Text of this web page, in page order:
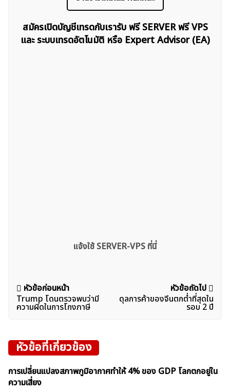
ค้นหา
สำหรับ:
สมัครเปิดบัญชีเทรดกับเรารับ ฟรี SERVER ฟรี VPS
และ ระบบเทรดอัตโนมัติ หรือ Expert Advisor (EA)
แจ้งใช้ SERVER-VPS ที่นี่
แนะแนว
เรื่อง
หัวข้อก่อนหน้า
Trump โดนตรวจพบว่ามี
ความผิดในการโกงภาษี
หัวข้อถัดไป
ดุลการค้าของจีนตกต่ำที่สุดใน
รอบ 2 ปี
หัวข้อที่เกี่ยวข้อง
การเปลี่ยนแปลงสภาพภูมิอากาศทำให้ 4% ของ GDP โลกตกอยู่ใน
ความเสี่ยง